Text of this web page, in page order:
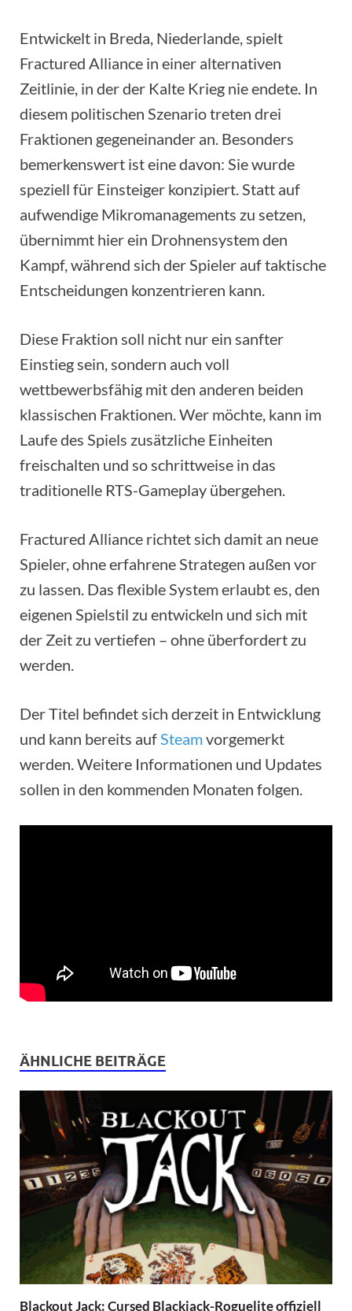
Entwickelt in Breda, Niederlande, spielt
Fractured Alliance in einer alternativen
Zeitlinie, in der der Kalte Krieg nie endete. In
diesem politischen Szenario treten drei
Fraktionen gegeneinander an. Besonders
bemerkenswert ist eine davon: Sie wurde
speziell für Einsteiger konzipiert. Statt auf
aufwendige Mikromanagements zu setzen,
übernimmt hier ein Drohnensystem den
Kampf, während sich der Spieler auf taktische
Entscheidungen konzentrieren kann.
Diese Fraktion soll nicht nur ein sanfter
Einstieg sein, sondern auch voll
wettbewerbsfähig mit den anderen beiden
klassischen Fraktionen. Wer möchte, kann im
Laufe des Spiels zusätzliche Einheiten
freischalten und so schrittweise in das
traditionelle RTS-Gameplay übergehen.
Fractured Alliance richtet sich damit an neue
Spieler, ohne erfahrene Strategen außen vor
zu lassen. Das flexible System erlaubt es, den
eigenen Spielstil zu entwickeln und sich mit
der Zeit zu vertiefen – ohne überfordert zu
werden.
Der Titel befindet sich derzeit in Entwicklung
und kann bereits aufSteamvorgemerkt
werden. Weitere Informationen und Updates
sollen in den kommenden Monaten folgen.
ÄHNLICHE BEITRÄGE
Blackout Jack: Cursed Blackjack-Roguelite offiziell